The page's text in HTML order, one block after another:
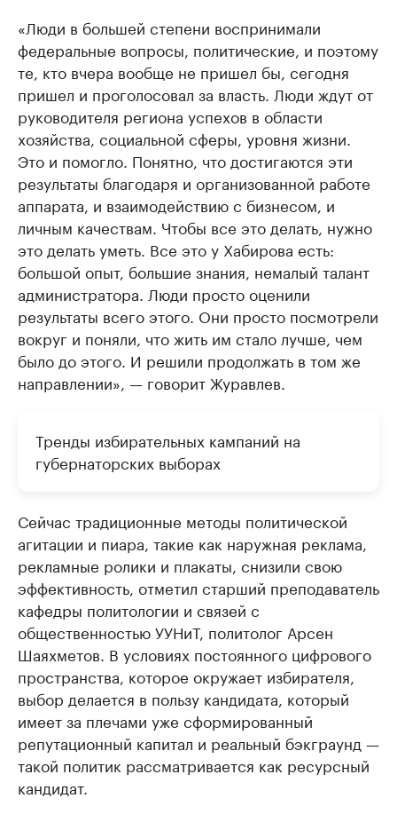
«Люди в большей степени воспринимали
федеральные вопросы, политические, и поэтому
те, кто вчера вообще не пришел бы, сегодня
пришел и проголосовал за власть. Люди ждут от
руководителя региона успехов в области
хозяйства, социальной сферы, уровня жизни.
Это и помогло. Понятно, что достигаются эти
результаты благодаря и организованной работе
аппарата, и взаимодействию с бизнесом, и
личным качествам. Чтобы все это делать, нужно
это делать уметь. Все это у Хабирова есть:
большой опыт, большие знания, немалый талант
администратора. Люди просто оценили
результаты всего этого. Они просто посмотрели
вокруг и поняли, что жить им стало лучше, чем
было до этого. И решили продолжать в том же
направлении», — говорит Журавлев.
Тренды избирательных кампаний на
губернаторских выборах
Сейчас традиционные методы политической
агитации и пиара, такие как наружная реклама,
рекламные ролики и плакаты, снизили свою
эффективность, отметил старший преподаватель
кафедры политологии и связей с
общественностью УУНиТ, политолог Арсен
Шаяхметов. В условиях постоянного цифрового
пространства, которое окружает избирателя,
выбор делается в пользу кандидата, который
имеет за плечами уже сформированный
репутационный капитал и реальный бэкграунд —
такой политик рассматривается как ресурсный
кандидат.